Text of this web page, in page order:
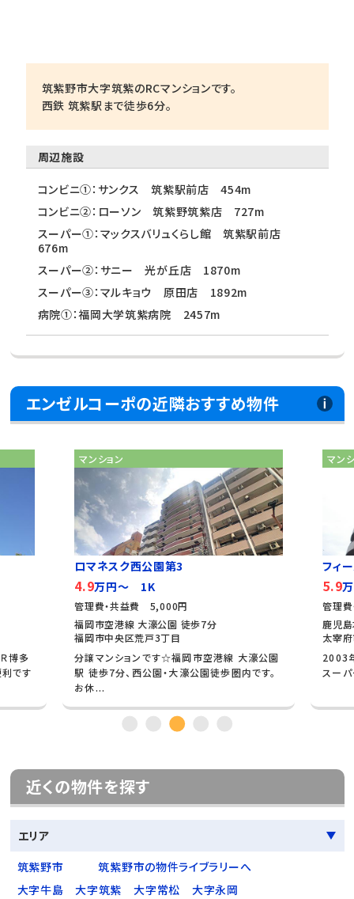
筑紫野市大字筑紫のRCマンションです。
西鉄 筑紫駅まで徒歩6分。
周辺施設
コンビニ①：サンクス 筑紫駅前店 454m
コンビニ②：ローソン 筑紫野筑紫店 727m
スーパー①：マックスバリュくらし館 筑紫駅前店
676m
スーパー②：サニー 光が丘店 1870m
スーパー③：マルキョウ 原田店 1892m
病院①：福岡大学筑紫病院 2457m
エンゼルコーポの近隣おすすめ物件
博多
です
マンション
ロマネスク西公園第3
4.9万円～ 1K
管理費・共益費 5,000円
福岡市空港線 大濠公園 徒歩7分
福岡市中央区荒戸3丁目
分譲マンションです☆福岡市空港線 大濠公園
駅 徒歩7分、西公園・大濠公園徒歩圏内です。
お休...
マン
フィ
5.9
管理
鹿児
太宰
2003
スーパ
近くの物件を探す
エリア
筑紫野市
筑紫野市の物件ライブラリーへ
大字牛島
大字筑紫 大字常松
大字永岡